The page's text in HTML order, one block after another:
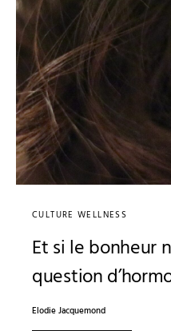
CULTURE WELLNESS
Et si le bonheur
question
Elodie Jacquemond